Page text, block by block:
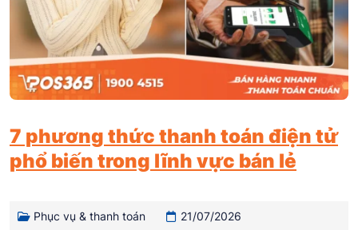
7 phương thức thanh toán điện tử
phổ biến trong lĩnh vực bán lẻ
Phục vụ & thanh toán
21/07/2026